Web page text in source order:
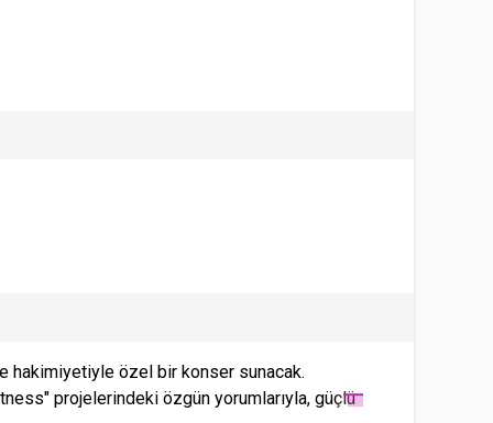
hakimiyetiyle özel bir konser sunacak.
projelerindeki özgün yorumlarıyla, güçlü